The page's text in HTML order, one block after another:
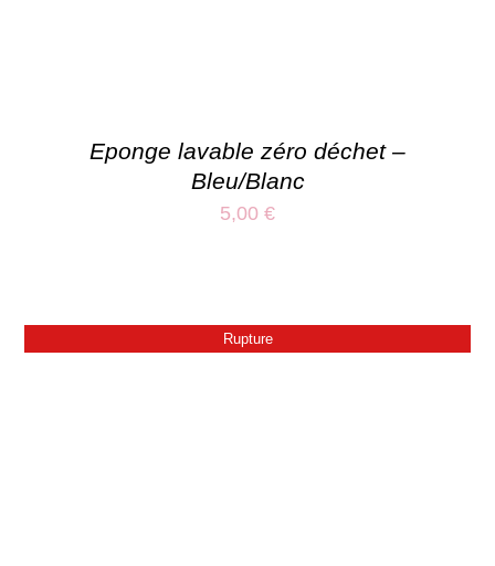
Eponge lavable zéro déchet –
Bleu/Blanc
5,00 €
Rupture